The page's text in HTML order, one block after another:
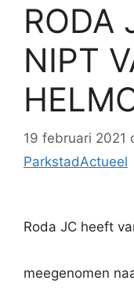
RODA
NIPT
19 februari 2021
ParkstadActueel
Roda JC heeft
meegenomen